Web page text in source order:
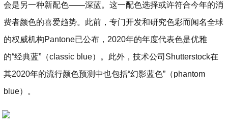
会是另一种新配色——深蓝。这一配色选择或许符合今年的消
费者颜色的喜爱趋势。此前，专门开发和研究色彩而闻名全球
的权威机构Pantone已公布，2020年的年度代表色是优雅
的“经典蓝”（classic blue）。此外，技术公司Shutterstock在
其2020年的流行颜色预测中也包括“幻影蓝色”（phantom
blue）。